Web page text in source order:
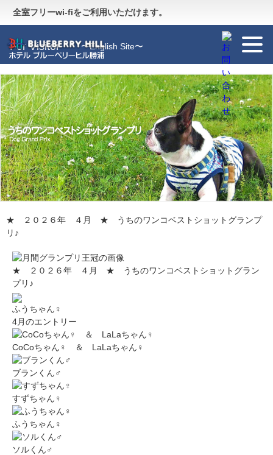
全室フリーwi-fiをご利用いただけます。
Guide 〜施設のご案内〜
For Visitor 〜English Site〜
★ ２０２６年 ４月 ★ うちのワンコベストショットグランプ
リ♪
★ ２０２６年 ４月 ★ うちのワンコベストショットグラン
プリ♪
ふうちゃん♀
4月のエントリー
CoCoちゃん♀ ＆ LaLaちゃん♀
ブランくん♂
すずちゃん♀
ふうちゃん♀
ソルくん♂